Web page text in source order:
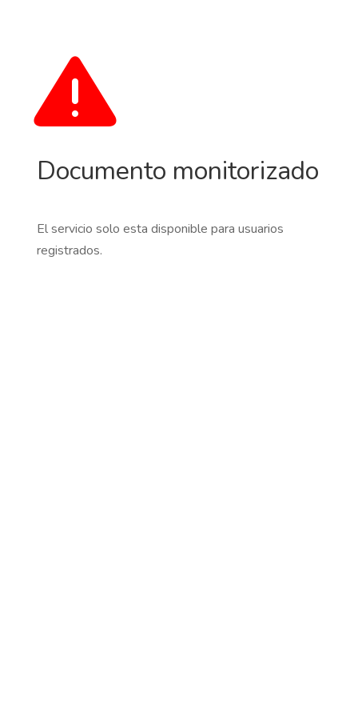
Documento monitorizado
El servicio solo esta disponible para usuarios
registrados.